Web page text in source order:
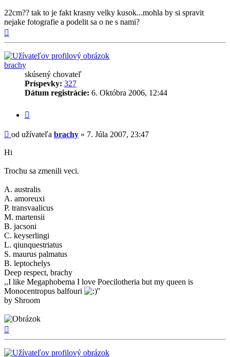
22cm?? tak to je fakt krasny velky kusok...mohla by si spravit
nejake fotografie a podelit sa o ne s nami?
brachy
skúsený chovateľ
Príspevky: 327
Dátum registrácie: 6. Októbra 2006, 12:44
Príspevok
od užívateľa brachy » 7. Júla 2007, 23:47
Hi
Trochu sa zmenili veci.
A. australis
A. amoreuxi
P. transvaalicus
M. martensii
B. jacsoni
C. keyserlingi
L. qiunquestriatus
S. maurus palmatus
B. leptochelys
Deep respect, brachy
,,I like Megaphobema I love Poecilotheria but my queen is
Monocentropus balfouri
''
by Shroom